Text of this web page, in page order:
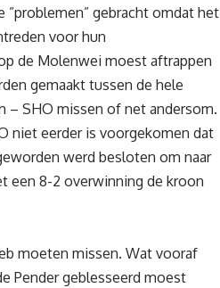
gebracht omdat het
voor hun
de Molenwei moest aftrappen
gemaakt tussen de hele
– SHO missen of net andersom.
niet eerder is voorgekomen dat
werd besloten om naar
een 8-2 overwinning de kroon
moeten missen. Wat vooraf
Pender geblesseerd moest